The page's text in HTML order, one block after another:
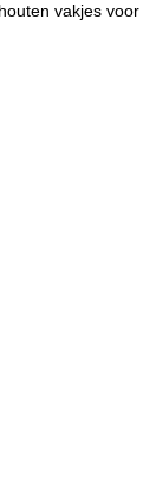
vakjes